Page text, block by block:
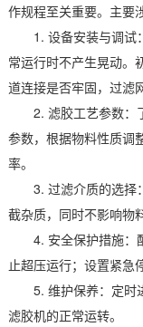
作规程至关重要。主要
1. 设备安装与调试
常运行时不产生晃动。
道连接是否牢固，过滤
2. 滤胶工艺参数：
参数，根据物料性质调
率。
3. 过滤介质的选择
截杂质，同时不影响物
4. 安全保护措施：
止超压运行；设置紧急
5. 维护保养：定时
滤胶机的正常运转。